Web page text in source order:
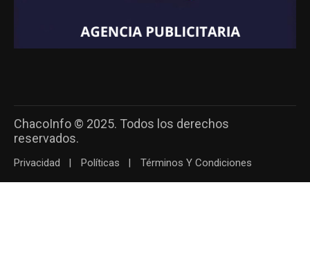
ChacoInfo © 2025. Todos los derechos
reservados.
Privacidad Políticas Términos Y Condiciones